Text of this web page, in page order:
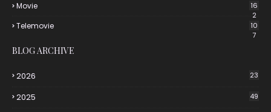
Movie
16
2
Telemovie
10
7
BLOG ARCHIVE
2026 23
2025 49